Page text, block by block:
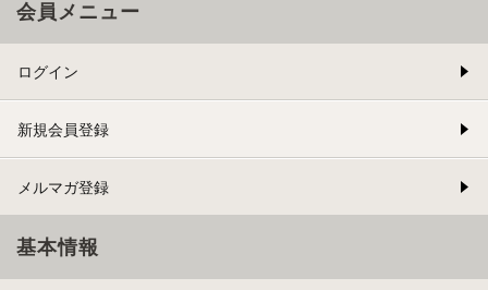
会員メニュー
ログイン
新規会員登録
メルマガ登録
基本情報